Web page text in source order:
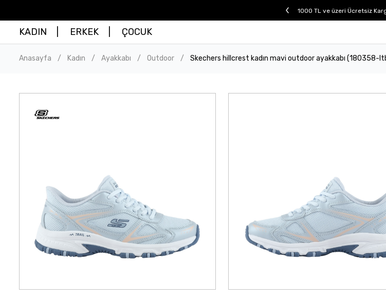
1000 TL ve üzeri Ücretsiz
KADIN ERKEK ÇOCUK
Anasayfa / Kadın / Ayakkabı / Outdoor / Skechers hillcrest kadın mavi outdoor ayakkabı (180358-